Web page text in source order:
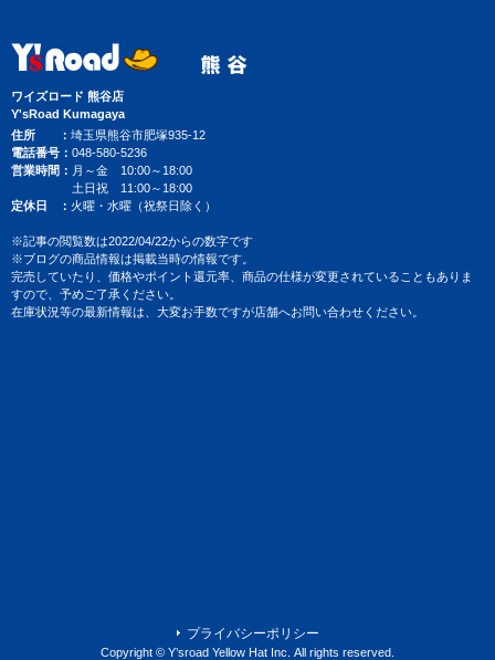
ワイズロード 熊谷店
Y'sRoad Kumagaya
住所
埼玉県熊谷市肥塚935-12
電話番号
048-580-5236
営業時間
月～金 10:00～18:00
土日祝 11:00～18:00
定休日
火曜・水曜（祝祭日除く）
※記事の閲覧数は2022/04/22からの数字です
※ブログの商品情報は掲載当時の情報です。
完売していたり、価格やポイント還元率、商品の仕様が変更されていることもありま
すので、予めご了承ください。
在庫状況等の最新情報は、大変お手数ですが店舗へお問い合わせください。
プライバシーポリシー
Copyright © Y’sroad Yellow Hat Inc. All rights reserved.